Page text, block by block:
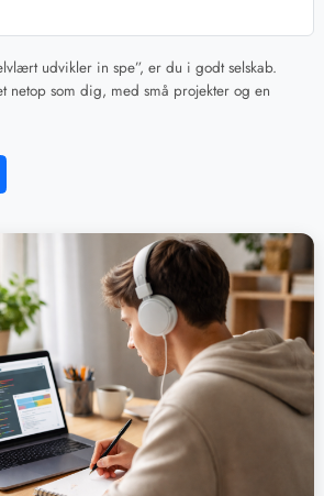
udvikler in spe”, er du i godt selskab.
netop som dig, med små projekter og en